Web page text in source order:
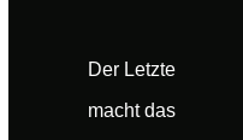
Der Letzte
macht das